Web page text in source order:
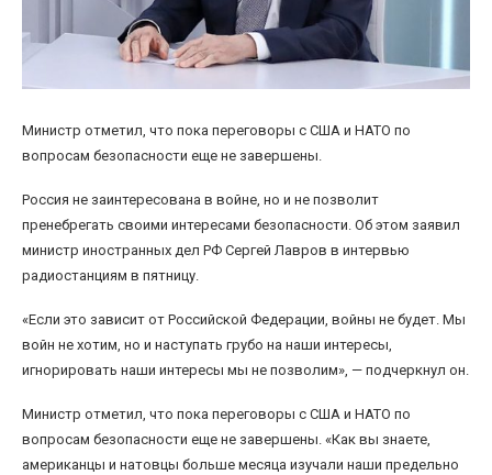
Министр отметил, что пока переговоры с США и НАТО по
вопросам безопасности еще не завершены.
Россия не заинтересована в войне, но и не позволит
пренебрегать своими интересами безопасности. Об этом заявил
министр иностранных дел РФ Сергей Лавров в интервью
радиостанциям в пятницу.
«Если это зависит от Российской Федерации, войны не будет. Мы
войн не хотим, но и наступать грубо на наши интересы,
игнорировать наши интересы мы не позволим», — подчеркнул он.
Министр отметил, что пока переговоры с США и НАТО по
вопросам безопасности еще не завершены. «Как вы знаете,
американцы и натовцы больше месяца изучали наши предельно